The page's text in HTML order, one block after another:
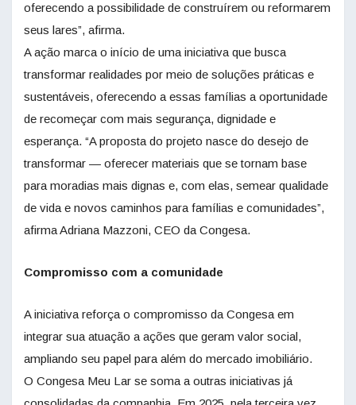
oferecendo a possibilidade de construírem ou reformarem
seus lares”, afirma.
A ação marca o início de uma iniciativa que busca
transformar realidades por meio de soluções práticas e
sustentáveis, oferecendo a essas famílias a oportunidade
de recomeçar com mais segurança, dignidade e
esperança. “A proposta do projeto nasce do desejo de
transformar — oferecer materiais que se tornam base
para moradias mais dignas e, com elas, semear qualidade
de vida e novos caminhos para famílias e comunidades”,
afirma Adriana Mazzoni, CEO da Congesa.
Compromisso com a comunidade
A iniciativa reforça o compromisso da Congesa em
integrar sua atuação a ações que geram valor social,
ampliando seu papel para além do mercado imobiliário.
O Congesa Meu Lar se soma a outras iniciativas já